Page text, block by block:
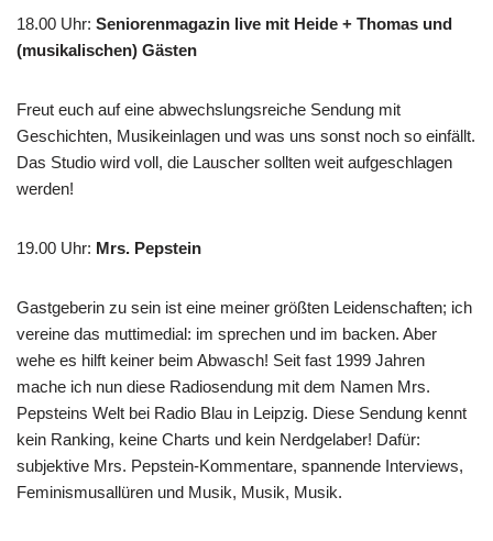
18.00 Uhr: Seniorenmagazin live mit Heide + Thomas und
(musikalischen) Gästen
Freut euch auf eine abwechslungsreiche Sendung mit
Geschichten, Musikeinlagen und was uns sonst noch so einfällt.
Das Studio wird voll, die Lauscher sollten weit aufgeschlagen
werden!
19.00 Uhr: Mrs. Pepstein
Gastgeberin zu sein ist eine meiner größten Leidenschaften; ich
vereine das muttimedial: im sprechen und im backen. Aber
wehe es hilft keiner beim Abwasch! Seit fast 1999 Jahren
mache ich nun diese Radiosendung mit dem Namen Mrs.
Pepsteins Welt bei Radio Blau in Leipzig. Diese Sendung kennt
kein Ranking, keine Charts und kein Nerdgelaber! Dafür:
subjektive Mrs. Pepstein-Kommentare, spannende Interviews,
Feminismusallüren und Musik, Musik, Musik.